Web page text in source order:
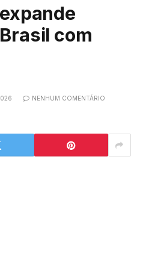
com
NENHUM COMENTÁRIO